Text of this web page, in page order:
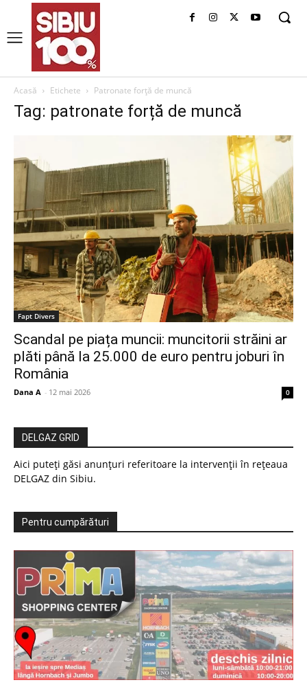
Acasă Etichete Patronate forță de muncă
Tag: patronate forță de muncă
Fapt Divers
Scandal pe piața muncii: muncitorii străini ar
plăti până la 25.000 de euro pentru joburi în
România
Dana A - 12 mai 2026 0
DELGAZ GRID
Aici puteți găsi anunțuri referitoare la intervenții în rețeaua
DELGAZ din Sibiu.
Pentru cumpărături